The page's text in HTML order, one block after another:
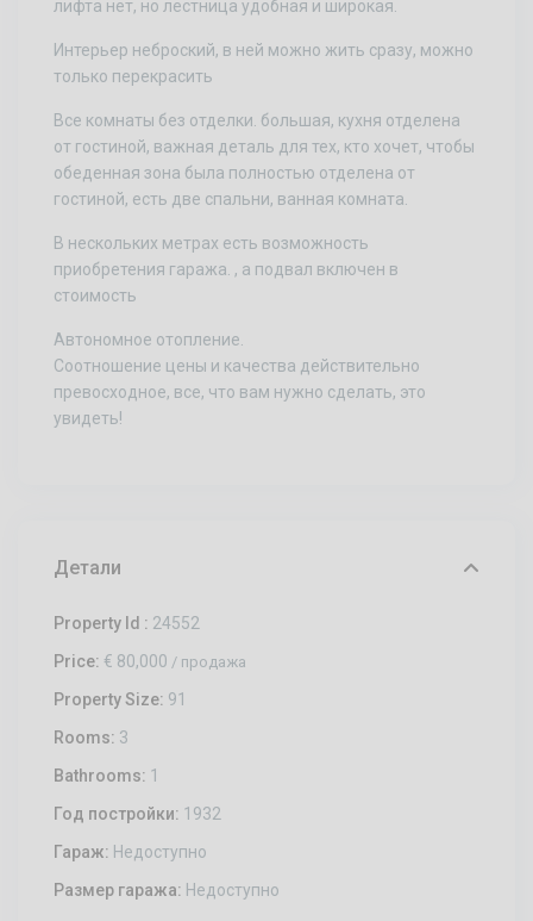
лифта нет, но лестница удобная и широкая.
Интерьер неброский, в ней можно жить сразу, можно
только перекрасить
Все комнаты без отделки. большая, кухня отделена
от гостиной, важная деталь для тех, кто хочет, чтобы
обеденная зона была полностью отделена от
гостиной, есть две спальни, ванная комната.
В нескольких метрах есть возможность
приобретения гаража. , а подвал включен в
стоимость
Автономное отопление.
Соотношение цены и качества действительно
превосходное, все, что вам нужно сделать, это
увидеть!
Детали
Property Id : 24552
Price: € 80,000 / продажа
Property Size: 91
Rooms: 3
Bathrooms: 1
Год постройки: 1932
Гараж: Недоступно
Размер гаража: Недоступно